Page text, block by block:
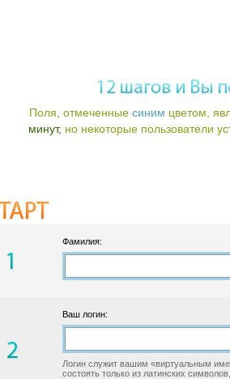
Поля, отмеченные синим цветом,
минут, но некоторые пользователи
Фамилия:
Ваш логин:
Логин служит вашим «виртуальным
состоять только из латинских